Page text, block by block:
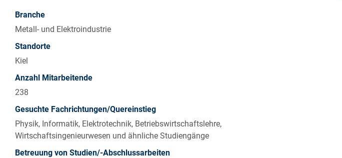
Branche
Metall- und Elektroindustrie
Standorte
Kiel
Anzahl Mitarbeitende
238
Gesuchte Fachrichtungen/Quereinstieg
Physik, Informatik, Elektrotechnik, Betriebswirtschaftslehre,
Wirtschaftsingenieurwesen und ähnliche Studiengänge
Betreuung von Studien/-Abschlussarbeiten